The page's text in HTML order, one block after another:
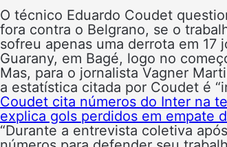
O técnico Eduardo Coudet
fora contra o Belgrano, se o
sofreu apenas uma derrota em
Guarany, em Bagé, logo no
Mas, para o jornalista Vagner
a estatística citada por Coudet é
Coudet cita números do Inter na
explica gols perdidos em empate
“Durante a entrevista coletiva